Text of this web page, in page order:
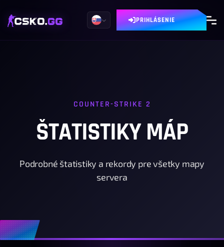
PRIHLÁSENIE
COUNTER-STRIKE 2
ŠTATISTIKY MÁP
Podrobné štatistiky a rekordy pre všetky mapy
servera